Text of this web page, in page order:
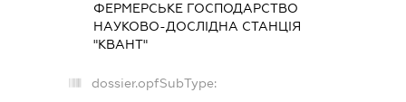
ФЕРМЕРСЬКЕ ГОСПОДАРСТВО
НАУКОВО-ДОСЛІДНА СТАНЦІЯ
"КВАНТ"
dossier.opfSubType: